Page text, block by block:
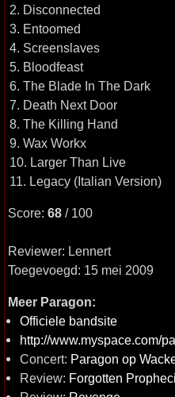
2. Disconnected
3. Entoomed
4. Screenslaves
5. Bloodfeast
6. The Blade In The Dark
7. Death Next Door
8. The Killing Hand
9. Wax Workx
10. Larger Than Live
11. Legacy (Italian Version)
Score: 68 / 100
Reviewer: Lennert
Toegevoegd: 15 mei 2009
Meer Paragon:
Officiele bandsite
http://www.myspace.com/
Concert: Paragon op
Review: Forgotten